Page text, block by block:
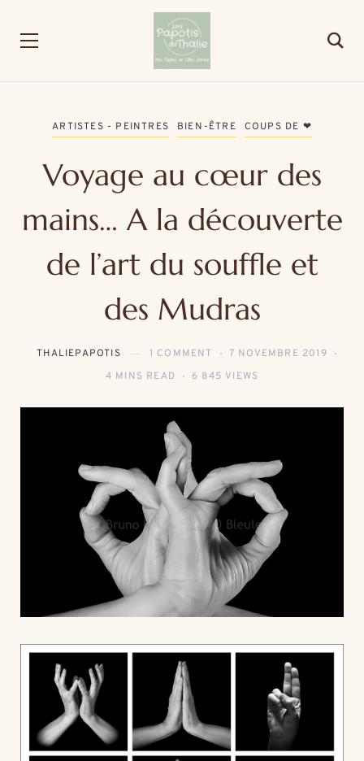
ARTISTES - PEINTRES BIEN-ÊTRE COUPS DE ❤
Voyage au cœur des
mains… A la découverte
de l’art du souffle et
des Mudras
THALIEPAPOTIS 1 COMMENT
7 NOVEMBRE 2019
4 MINS READ
6 845 VIEWS